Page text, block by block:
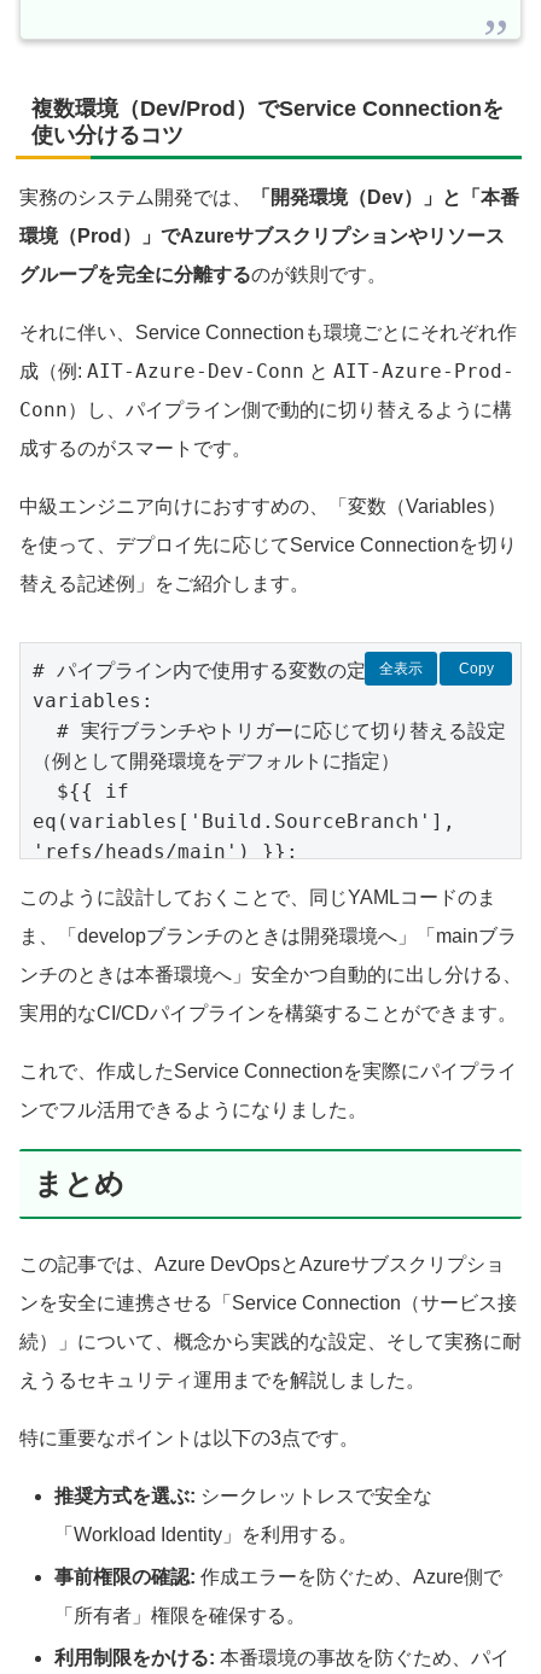
複数環境（Dev/Prod）でService Connectionを
使い分けるコツ
実務のシステム開発では、
「開発環境（Dev）」と「本番
環境（Prod）」でAzureサブスクリプションやリソース
グループを完全に分離するのが鉄則です。
それに伴い、Service Connectionも環境ごとにそれぞれ作
成（例: AIT-Azure-Dev-Conn と AIT-Azure-Prod-
Conn）し、パイプライン側で動的に切り替えるように構
成するのがスマートです。
中級エンジニア向けにおすすめの、「変数（Variables）
を使って、デプロイ先に応じてService Connectionを切り
替える記述例」をご紹介します。
# パイプライン内で使用する変数の定義
variables:
（例として開発環境をデフォルトに指定）
eq(variables['Build.SourceBranch'],
'refs/heads/main') }}:
    azureConn: 'AIT-Azure-Prod-Conn' #
本番用Service Connection
  ${{ else }}:
    envName: 'dev'
開発用Service Connection
steps:
- task: AzureCLI@2
  displayName: '環境に応じたAzure操作の実
行'
    # ★変数を使って動的にService Connection
を切り替える
    azureSubscription: '$(azureConn)'
    scriptLocation: 'inlineScript'
    inlineScript: |
      echo "現在のデプロイ環境: $(envName)"
Copy
全表示
このように設計しておくことで、同じYAMLコードのま
ま、「developブランチのときは開発環境へ」「mainブラ
ンチのときは本番環境へ」安全かつ自動的に出し分ける、
実用的なCI/CDパイプラインを構築することができます。
これで、作成したService Connectionを実際にパイプライ
ンでフル活用できるようになりました。
まとめ
この記事では、Azure DevOpsとAzureサブスクリプショ
ンを安全に連携させる「Service Connection（サービス接
続）」について、概念から実践的な設定、そして実務に耐
えうるセキュリティ運用までを解説しました。
特に重要なポイントは以下の3点です。
推奨方式を選ぶ: シークレットレスで安全な
「Workload Identity」を利用する。
事前権限の確認: 作成エラーを防ぐため、Azure側で
「所有者」権限を確保する。
利用制限をかける: 本番環境の事故を防ぐため、パイ